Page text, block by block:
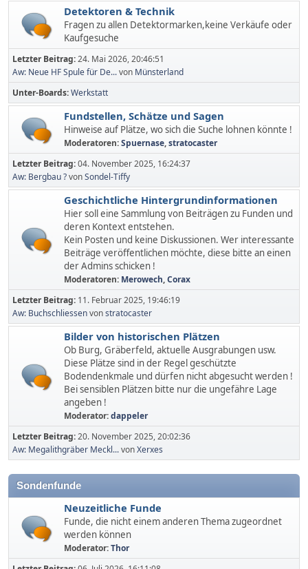
Detektoren & Technik
Fragen zu allen Detektormarken,keine Verkäufe oder
Kaufgesuche
Letzter Beitrag:24. Mai 2026, 20:46:51
Aw: Neue HF Spule für De...von Münsterland
Unter-Boards Werkstatt
Fundstellen, Schätze und Sagen
Hinweise auf Plätze, wo sich die Suche lohnen könnte !
Moderatoren:Spuernase,stratocaster
Letzter Beitrag:04. November 2025, 16:24:37
Aw: Bergbau ?vonSondel-Tiffy
Geschichtliche Hintergrundinformationen
Hier soll eine Sammlung von Beiträgen zu Funden und
deren Kontext entstehen.
Kein Posten und keine Diskussionen. Wer interessante
Beiträge veröffentlichen möchte, diese bitte an einen
der Admins schicken !
Moderatoren: Merowech,Corax
Letzter Beitrag: 11. Februar 2025, 19:46:19
Aw: Buchschliessenvonstratocaster
Bilder von historischen Plätzen
Ob Burg, Gräberfeld, aktuelle Ausgrabungen usw.
Diese Plätze sind in der Regel geschützte
Bodendenkmale und dürfen nicht abgesucht werden !
Bei sensiblen Plätzen bitte nur die ungefähre Lage
angeben !
Moderator:dappeler
Letzter Beitrag:20. November 2025, 20:02:36
Aw: Megalithgräber Meckl...vonXerxes
Sondenfunde
Neuzeitliche Funde
Funde, die nicht einem anderen Thema zugeordnet
werden können
Moderator:Thor